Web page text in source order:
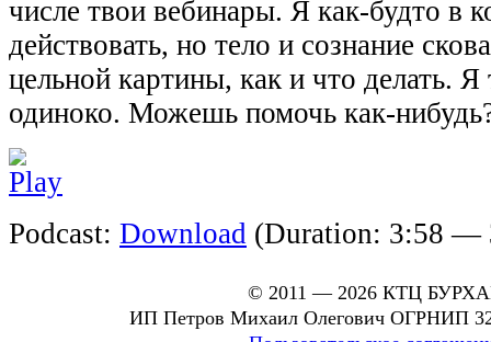
числе твои вебинары. Я как-будто в
действовать, но тело и сознание
цельной картины, как и что делать. Я
одиноко. Можешь помочь как-
Podcast: Download (Duration: 3:58 —
© 2011 — 2026 КТЦ
ИП Петров Михаил Олегович ОГРНИП